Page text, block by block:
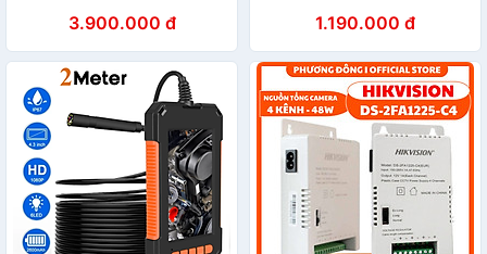
sim 4g bộ pin năng lượng
cho camera 2025 - Hàng
Chính Hãng
3.900.000 đ 1.190.000 đ